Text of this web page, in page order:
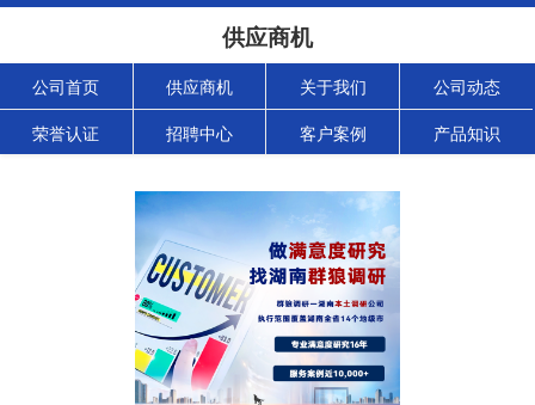
供应商机
公司首页 供应商机 关于我们 公司动态
荣誉认证 招聘中心 客户案例 产品知识